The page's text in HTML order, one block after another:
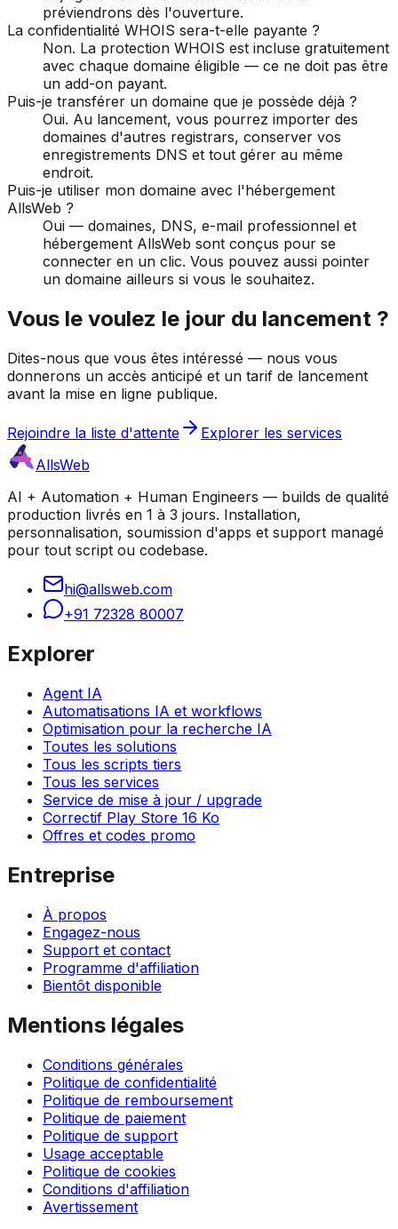
préviendrons dès l'ouverture.
La confidentialité WHOIS sera-t-elle payante ?
Non. La protection WHOIS est incluse gratuitement
avec chaque domaine éligible — ce ne doit pas être
un add-on payant.
Puis-je transférer un domaine que je possède déjà ?
Oui. Au lancement, vous pourrez importer des
domaines d'autres registrars, conserver vos
enregistrements DNS et tout gérer au même
endroit.
Puis-je utiliser mon domaine avec l'hébergement
AllsWeb ?
Oui — domaines, DNS, e-mail professionnel et
hébergement AllsWeb sont conçus pour se
connecter en un clic. Vous pouvez aussi pointer
un domaine ailleurs si vous le souhaitez.
Vous le voulez le jour du lancement ?
Dites-nous que vous êtes intéressé — nous vous
donnerons un accès anticipé et un tarif de lancement
avant la mise en ligne publique.
Rejoindre la liste d'attente
Explorer les services
AllsWeb
AI + Automation + Human Engineers — builds de qualité
production livrés en 1 à 3 jours. Installation,
personnalisation, soumission d'apps et support managé
pour tout script ou codebase.
hi@allsweb.com
+91 72328 80007
Explorer
Agent IA
Automatisations IA et workflows
Optimisation pour la recherche IA
Toutes les solutions
Tous les scripts tiers
Tous les services
Service de mise à jour / upgrade
Correctif Play Store 16 Ko
Offres et codes promo
Entreprise
À propos
Engagez-nous
Support et contact
Programme d'affiliation
Bientôt disponible
Mentions légales
Conditions générales
Politique de confidentialité
Politique de remboursement
Politique de paiement
Politique de support
Usage acceptable
Politique de cookies
Conditions d'affiliation
Avertissement